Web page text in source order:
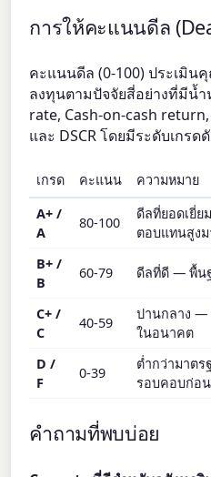
การให้คะแนนดีล
คะแนนดีล (0-100) ประเมิน
ลงทุนตามปัจจัยสี่อย่างที่มีน้ำ
rate, Cash-on-cash
และ DSCR โดยมีระดับเกรด
เกรด คะแนน
ความหมาย
A+ /
A
80-100
ดีลที่ยอดเยี่
ตอบแทนสูงม
B+ /
B
60-79 ดีลที่ดี — พื้น
C+ /
C
40-59
ปานกลาง —
ในอนาคต
D /
F
0-39
ต่ำกว่ามาต
รอบคอบก่อ
คำถามที่พบบ่อย